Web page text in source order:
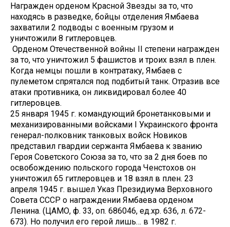
Награжден орденом Красной Звезды за то, что
находясь в разведке, бойцы отделения Ямбаева
захватили 2 подводы с военным грузом и
уничтожили 8 гитлеровцев.
Орденом Отечественной войны II степени награжден
за то, что уничтожил 5 фашистов и троих взял в плен.
Когда немцы пошли в контратаку, Ямбаев с
пулеметом спрятался под подбитый танк. Отразив все
атаки противника, он ликвидировал более 40
гитлеровцев.
25 января 1945 г. командующий бронетанковыми и
механизированными войсками I Украинского фронта
генерал-полковник танковых войск Новиков
представил гвардии сержанта Ямбаева к званию
Героя Советского Союза за то, что за 2 дня боев по
освобождению польского города Ченстохов он
уничтожил 65 гитлеровцев и 18 взял в плен. 23
апреля 1945 г. вышел Указ Президиума Верховного
Совета СССР о награждении Ямбаева орденом
Ленина. (ЦАМО, ф. 33, оп. 686046, ед.хр. 636, л. 672-
673). Но получил его герой лишь… в 1982 г.